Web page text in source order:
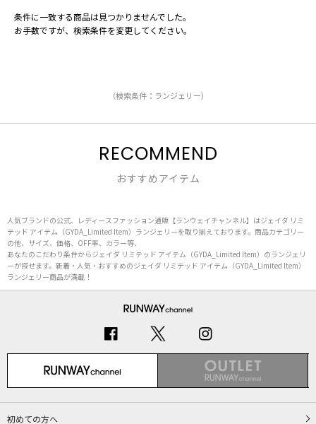
条件に一致する商品は見つかりませんでした。
お手数ですが、検索条件を変更してください。
（検索条件：ランジェリー）
RECOMMEND
おすすめアイテム
人気ブランドの公式、レディースファッション通販【ランウェイチャンネル】はジェイダ リミ
テッド アイテム（GYDA_Limited Item）ランジェリーを取り揃えております。商品カテゴリー
の他、サイズ、価格、OFF率、カラー等、
あなたのこだわり条件からジェイダ リミテッド アイテム（GYDA_Limited Item）のランジェリ
ーが探せます。新着・人気・おすすめのジェイダ リミテッド アイテム（GYDA_Limited Item）
ランジェリー商品が満載！
初めての方へ